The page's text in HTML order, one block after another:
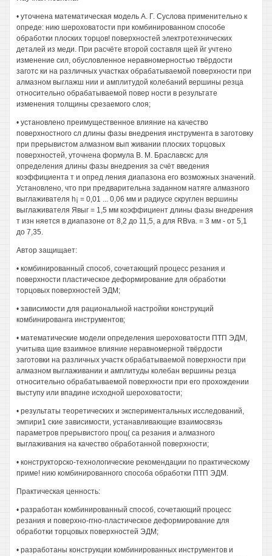
• уточнена математическая модель А. Г. Суслова применительно к
опреде: нию шероховатости при комбинированном способе
обработки плоских торцов! поверхностей электротехнических
деталей из меди. При расчёте второй составля щей йг учтено
изменение сил, обусловленное неравномерностью твёрдости
заготс ки на различных участках обрабатываемой поверхности при
алмазном выглажш нии и амплитудой колебаний вершины резца
относительно обрабатываемой повер ности в результате
изменения толщины срезаемого слоя;
• установлено преимущественное влияние на качество
поверхностного сл длины фазы внедрения инструмента в заготовку
при прерывистом алмазном вып живании плоских торцовых
поверхностей, уточнена формула В. М. Браславскс для
определения длины фазы внедрения за счёт введения
коэффициента т и опред ления диапазона его возможных значений.
Установлено, что при предварительна заданном натяге алмазного
выглаживателя h¡ = 0,01 ... 0,06 мм и радиусе скруглен вершины
выглаживателя Явыг = 1,5 мм коэффициент длины фазы внедрения
т изн няется в диапазоне от 8,2 до 11,5, а для RBva. = 3 мм - от 5,1
до 7,35.
Автор защищает:
• комбинированный способ, сочетающий процесс резания и
поверхности пластическое деформирование для обработки
торцовых поверхностей ЭДМ;
• зависимости для рациональной настройки конструкций
комбинированга инструментов;
• математические модели определения шероховатости ПТП ЭДМ,
учитыва щие взаимное влияние неравномерной твёрдости
заготовки на различных участк обрабатываемой поверхности при
алмазном выглаживании и амплитуды колебан вершины резца
относительно обрабатываемой поверхности при его прохождении
выступу или впадине исходной шероховатости;
• результаты теоретических и экспериментальных исследований,
эмпири1 ские зависимости, устанавливающие взаимосвязь
параметров прерывистого проц( са резания и алмазного
выглаживания на качество обработанной поверхности;
• конструкторско-технологические рекомендации по практическому
приме! нию комбинированного способа обработки ПТП ЭДМ.
Практическая ценность:
• разработан комбинированный способ, сочетающий процесс
резания и поверхно-ггно-пластическое деформирование для
обработки торцовых поверхностей ЭДМ;
• разработаны конструкции комбинированных инструментов и